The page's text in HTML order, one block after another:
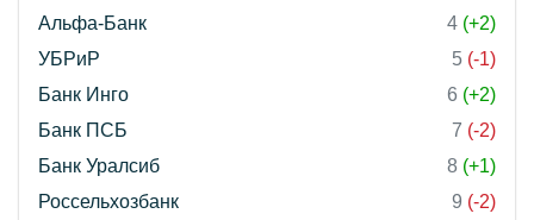
Альфа-Банк
4 (+2)
УБРиР
5 (-1)
Банк Инго
6 (+2)
Банк ПСБ
7 (-2)
Банк Уралсиб
8 (+1)
Россельхозбанк
9 (-2)